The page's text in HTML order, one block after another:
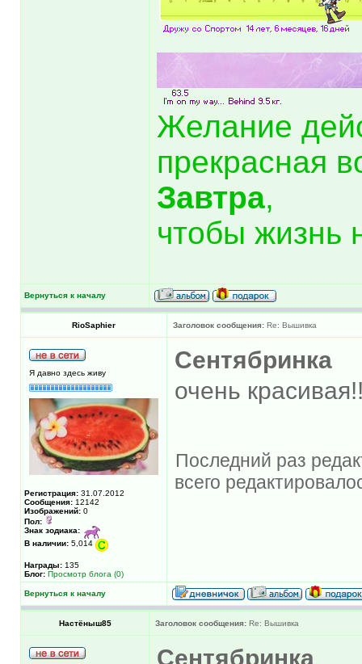
Желание
прекрасная
Завтра,
чтобы жизнь
Вернуться к началу
RioSaphier Заголовок сообщения: Re: Вышивка
Я давно здесь живу
Регистрация: 31.07.2012
Сообщения: 12142
Изображений: 0
Пол:
Знак зодиака:
В наличии: 5,014
Награды: 135
Блог: Просмотр блога (0)
Сентябринка
очень
Последний раз
всего
Вернуться к началу
Настёныш85 Заголовок сообщения: Re: Вышивка
Сентябринка